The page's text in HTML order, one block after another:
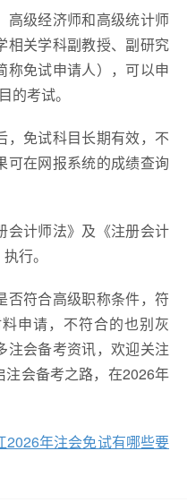
高级经济师和高级统计师
相关学科副教授、副研究
称免试申请人），可以申
的考试。
，免试科目长期有效，不
可在网报系统的成绩查询
会计师法》及《注册会计
行。
否符合高级职称条件，符
申请，不符合的也别灰
注会备考资讯，欢迎关注
会备考之路，在2026年
2026年注会免试有哪些要